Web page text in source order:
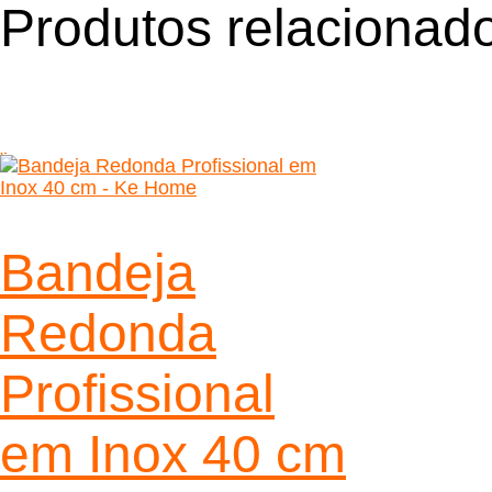
Produtos
Bandeja
Redonda
Profissional
em Inox 40 cm